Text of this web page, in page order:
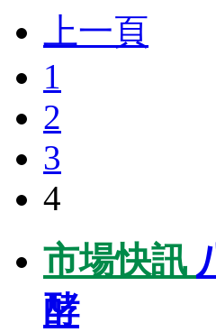
上一頁
1
2
3
4
市場快訊
酵